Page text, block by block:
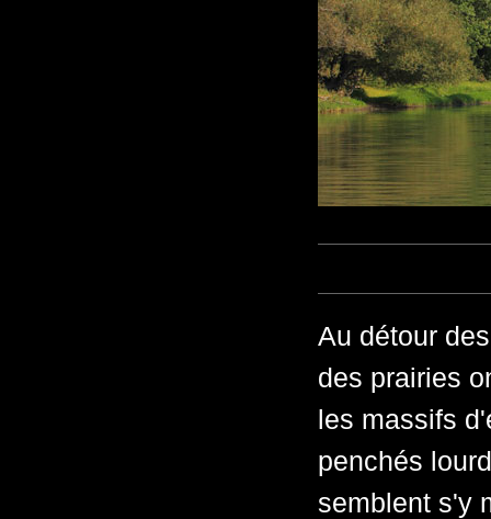
Au détour
des prairies
les massifs
penchés
semblent s'y